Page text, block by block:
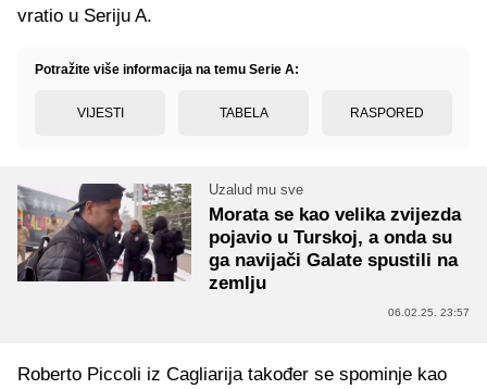
vratio u Seriju A.
Potražite više informacija na temu Serie A:
VIJESTI TABELA RASPORED
Uzalud mu sve
Morata se kao velika zvijezda
pojavio u Turskoj, a onda su
ga navijači Galate spustili na
zemlju
06.02.25. 23:57
Roberto Piccoli iz Cagliarija također se spominje kao